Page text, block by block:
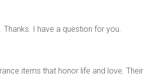
I have a question for you.
items that honor life and love. Their